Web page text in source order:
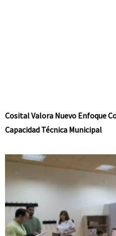
Cosital Valora Nuevo Enfoque
Capacidad Técnica Municipal